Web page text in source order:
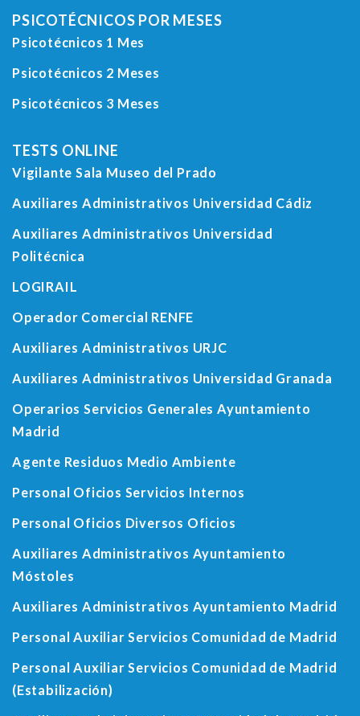
PSICOTÉCNICOS POR MESES
Psicotécnicos 1 Mes
Psicotécnicos 2 Meses
Psicotécnicos 3 Meses
TESTS ONLINE
Vigilante Sala Museo del Prado
Auxiliares Administrativos Universidad Cádiz
Auxiliares Administrativos Universidad
Politécnica
LOGIRAIL
Operador Comercial RENFE
Auxiliares Administrativos URJC
Auxiliares Administrativos Universidad Granada
Operarios Servicios Generales Ayuntamiento
Madrid
Agente Residuos Medio Ambiente
Personal Oficios Servicios Internos
Personal Oficios Diversos Oficios
Auxiliares Administrativos Ayuntamiento
Móstoles
Auxiliares Administrativos Ayuntamiento Madrid
Personal Auxiliar Servicios Comunidad de Madrid
Personal Auxiliar Servicios Comunidad de Madrid
(Estabilización)